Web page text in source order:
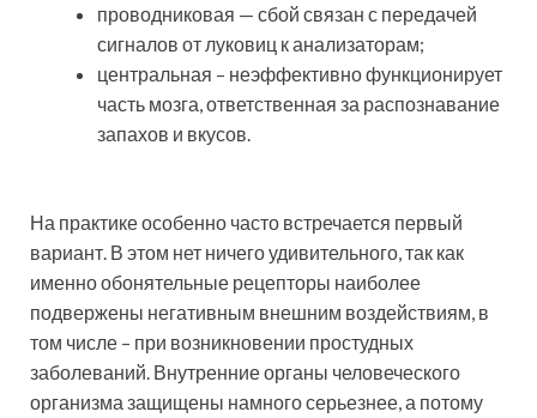
проводниковая — сбой связан с передачей
сигналов от луковиц к анализаторам;
центральная – неэффективно функционирует
часть мозга, ответственная за распознавание
запахов и вкусов.
На практике особенно часто встречается первый
вариант. В этом нет ничего удивительного, так как
именно обонятельные рецепторы наиболее
подвержены негативным внешним воздействиям, в
том числе – при возникновении простудных
заболеваний. Внутренние органы человеческого
организма защищены намного серьезнее, а потому